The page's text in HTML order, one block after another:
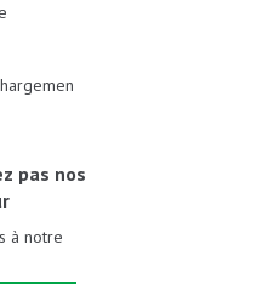
pas nos
à notre